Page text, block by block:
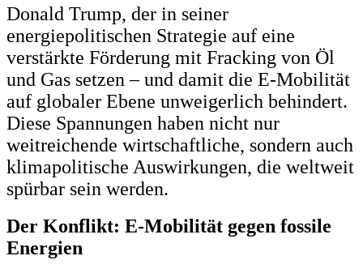
Donald Trump, der in seiner
energiepolitischen Strategie auf eine
verstärkte Förderung mit Fracking von Öl
und Gas setzen – und damit die E-Mobilität
auf globaler Ebene unweigerlich behindert.
Diese Spannungen haben nicht nur
weitreichende wirtschaftliche, sondern auch
klimapolitische Auswirkungen, die weltweit
spürbar sein werden.
Der Konflikt: E-Mobilität gegen fossile
Energien